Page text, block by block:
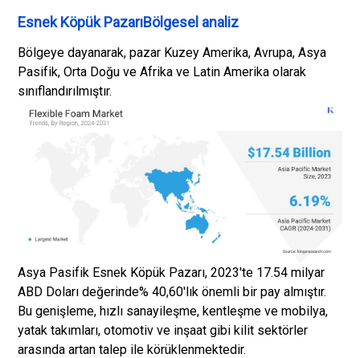
Esnek Köpük PazarıBölgesel analiz
Bölgeye dayanarak, pazar Kuzey Amerika, Avrupa, Asya
Pasifik, Orta Doğu ve Afrika ve Latin Amerika olarak
sınıflandırılmıştır.
Asya Pasifik Esnek Köpük Pazarı, 2023'te 17.54 milyar
ABD Doları değerinde% 40,60'lık önemli bir pay almıştır.
Bu genişleme, hızlı sanayileşme, kentleşme ve mobilya,
yatak takımları, otomotiv ve inşaat gibi kilit sektörler
arasında artan talep ile körüklenmektedir.